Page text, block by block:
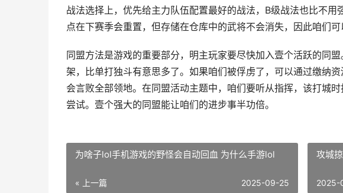
战法选择上，优先给主力队伍配置最好的战法，B级战法也比不
点在下赛季会重置，但存储在仓库中的武将不会消失，因此咱们可
同盟方法是游戏的重要部分，明主玩家要尽快加入壹个活跃的同
架，比单打独斗有意思多了。如果咱们被俘虏了，可以通过缴纳
会言败全部领地。在同盟活动主题中，咱们要听从指挥，该打城
尝试。壹个强大的同盟能让咱们的进步事半功倍。
为啥子lol手机游戏的野怪会自动回血 为什么手游lol
« 上一篇 2025-09-25
攻城
2025-